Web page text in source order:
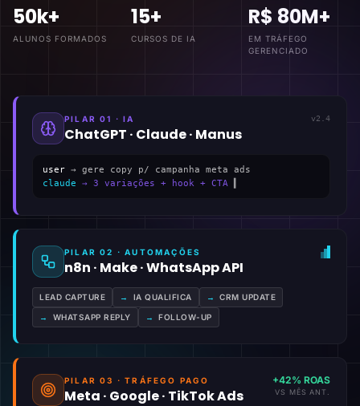
50k+
ALUNOS FORMADOS
15+
CURSOS DE IA
R$ 80M+
EM TRÁFEGO
GERENCIADO
PILAR 01 · IA
ChatGPT · Claude · Manus
v2.4
user → gere copy p/ campanha meta ads
claude → 3 variações + hook + CTA
PILAR 02 · AUTOMAÇÕES
n8n · Make · WhatsApp API
LEAD CAPTURE → IA QUALIFICA → CRM UPDATE
→ WHATSAPP REPLY → FOLLOW-UP
PILAR 03 · TRÁFEGO PAGO
Meta · Google · TikTok Ads
+42% ROAS
VS MÊS ANT.